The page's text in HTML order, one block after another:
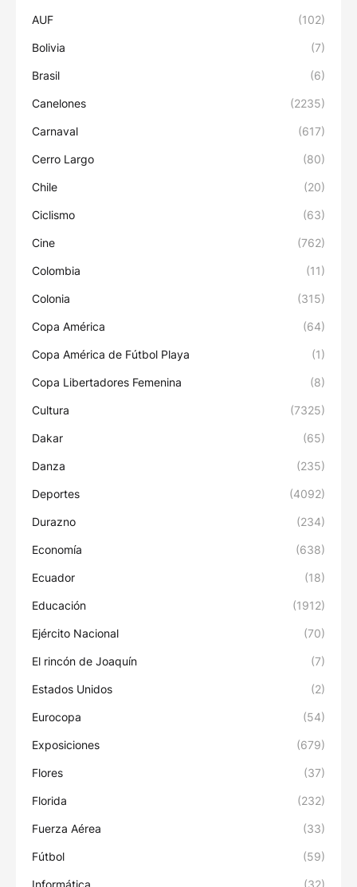
AUF (102)
Bolivia (7)
Brasil (6)
Canelones (2235)
Carnaval (617)
Cerro Largo (80)
Chile (20)
Ciclismo (63)
Cine (762)
Colombia (11)
Colonia (315)
Copa América (64)
Copa América de Fútbol Playa (1)
Copa Libertadores Femenina (8)
Cultura (7325)
Dakar (65)
Danza (235)
Deportes (4092)
Durazno (234)
Economía (638)
Ecuador (18)
Educación (1912)
Ejército Nacional (70)
El rincón de Joaquín (7)
Estados Unidos (2)
Eurocopa (54)
Exposiciones (679)
Flores (37)
Florida (232)
Fuerza Aérea (33)
Fútbol (59)
Informática (32)